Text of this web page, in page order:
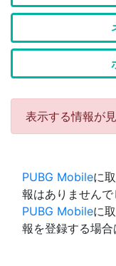
表示する情報が
PUBG Mobileに
報はありませんで
PUBG Mobileに
報を登録する場合